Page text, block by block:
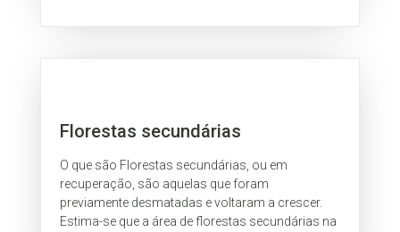
Florestas secundárias
O que são Florestas secundárias, ou em
recuperação, são aquelas que foram
previamente desmatadas e voltaram a crescer.
Estima-se que a área de florestas secundárias na